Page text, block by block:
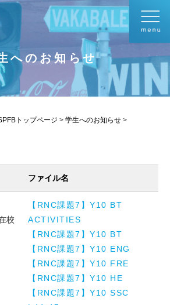
へのお知らせ
トップページ > 学生へのお知らせ >
ファイル名
校
【RNC課題7】Y10 BT
ACTIVITIES
【RNC課題7】Y10 BT
【RNC課題7】Y10 ENG
【RNC課題7】Y10 FRE
【RNC課題7】Y10 HE
【RNC課題7】Y10 SSC